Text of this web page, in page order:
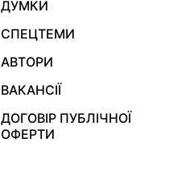
ДУМКИ
СПЕЦТЕМИ
АВТОРИ
ВАКАНСІЇ
ДОГОВІР ПУБЛІЧНОЇ
ОФЕРТИ